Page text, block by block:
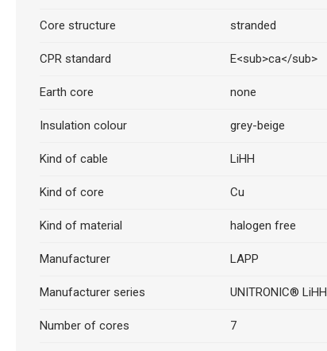
Core structure stranded
CPR standard E<sub>ca</sub>
Earth core none
Insulation colour grey-beige
Kind of cable LiHH
Kind of core Cu
Kind of material halogen free
Manufacturer LAPP
Manufacturer series UNITRONIC® LiHH
Number of cores 7